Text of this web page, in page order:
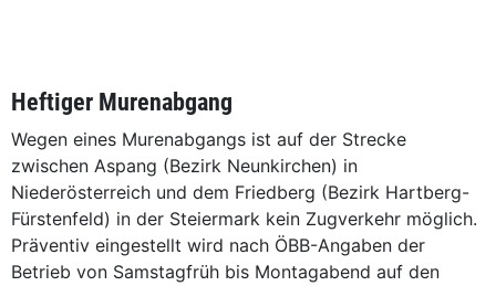
Heftiger Murenabgang
Wegen eines Murenabgangs ist auf der Strecke
zwischen Aspang (Bezirk Neunkirchen) in
Niederösterreich und dem Friedberg (Bezirk Hartberg-
Fürstenfeld) in der Steiermark kein Zugverkehr möglich.
Präventiv eingestellt wird nach ÖBB-Angaben der
Betrieb von Samstagfrüh bis Montagabend auf den